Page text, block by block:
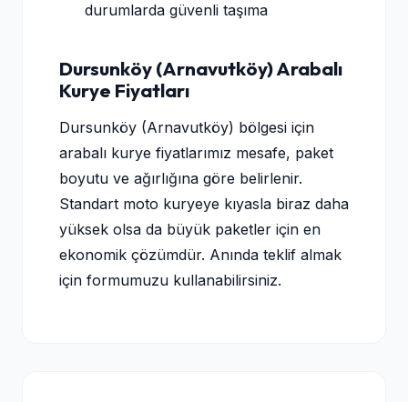
durumlarda güvenli taşıma
Dursunköy (Arnavutköy) Arabalı
Kurye Fiyatları
Dursunköy (Arnavutköy) bölgesi için
arabalı kurye fiyatlarımız mesafe, paket
boyutu ve ağırlığına göre belirlenir.
Standart moto kuryeye kıyasla biraz daha
yüksek olsa da büyük paketler için en
ekonomik çözümdür. Anında teklif almak
için formumuzu kullanabilirsiniz.